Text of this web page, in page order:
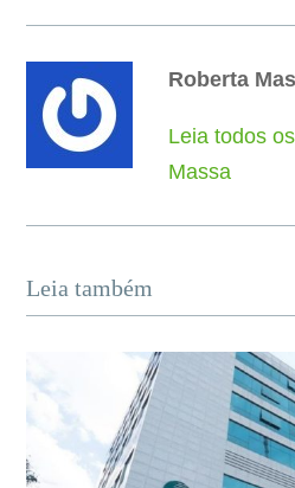
Roberta
Leia todos
Massa
Leia também